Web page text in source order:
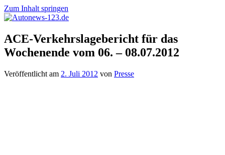
Zum Inhalt springen
Autonews-
123.de
Autonews
mit
Charme
ACE-Verkehrslagebericht für das
Wochenende vom 06. – 08.07.2012
Veröffentlicht am 2. Juli 2012 von Presse